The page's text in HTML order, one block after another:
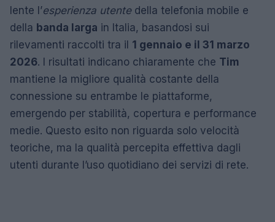
lente l’esperienza utentedella telefonia mobile e
della banda larga in Italia, basandosi sui
rilevamenti raccolti tra il 1 gennaio e il 31 marzo
2026. I risultati indicano chiaramente che Tim
mantiene la migliore qualità costante della
connessione su entrambe le piattaforme,
emergendo per stabilità, copertura e performance
medie. Questo esito non riguarda solo velocità
teoriche, ma la qualità percepita effettiva dagli
utenti durante l’uso quotidiano dei servizi di rete.